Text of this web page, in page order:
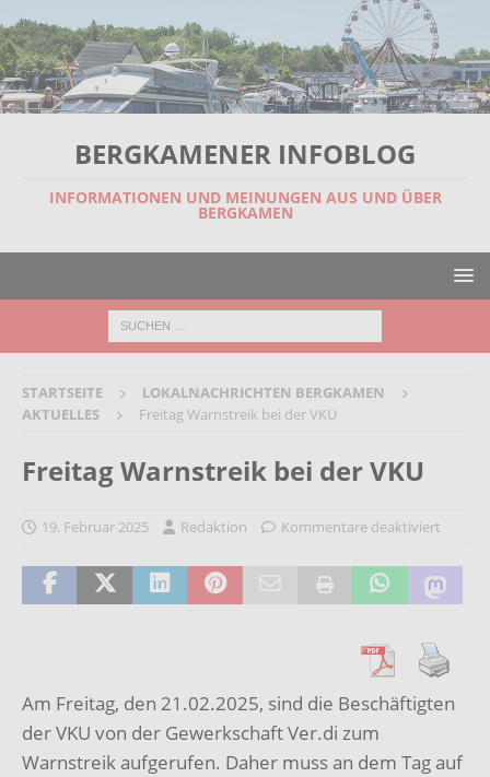
BERGKAMENER INFOBLOG
INFORMATIONEN UND MEINUNGEN AUS UND ÜBER
BERGKAMEN
STARTSEITE
LOKALNACHRICHTEN BERGKAMEN
AKTUELLES
Freitag Warnstreik bei der VKU
Freitag Warnstreik bei der VKU
19. Februar 2025 Redaktion Kommentare deaktiviert
Am Freitag, den 21.02.2025, sind die Beschäftigten
der VKU von der Gewerkschaft Ver.di zum
Warnstreik aufgerufen. Daher muss an dem Tag auf